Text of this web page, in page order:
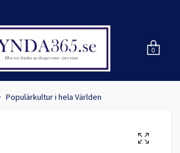
0
Populärkultur i hela Världen